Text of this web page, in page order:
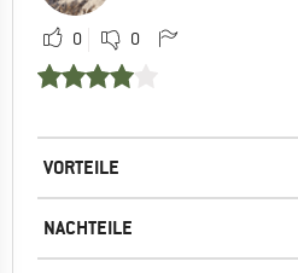
0 0
VORTEILE
NACHTEILE